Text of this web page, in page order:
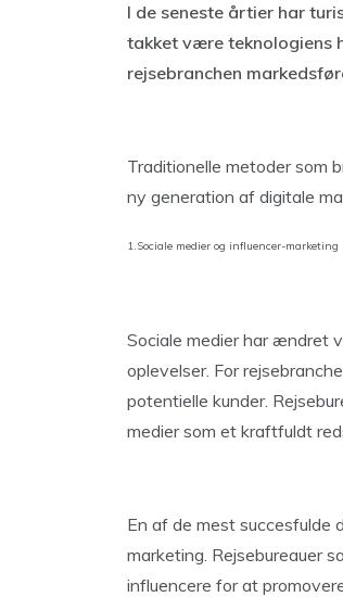
I de seneste årtier har
takket være teknologiens
rejsebranchen
Traditionelle metoder som
ny generation af digitale
1.Sociale medier og influencer-marketing
Sociale medier har ændret
oplevelser. For
potentielle kunder.
medier som et kraftfuldt
En af de mest succesfulde
marketing. Rejsebureauer
influencere for at